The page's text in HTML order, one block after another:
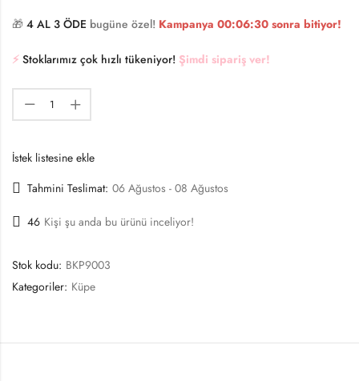
🎁 4 AL 3 ÖDE bugüne özel! Kampanya 00:06:30 sonra bitiyor!
⚡️ Stoklarımız çok hızlı tükeniyor! Şimdi sipariş ver!
İstek listesine ekle
Tahmini Teslimat: 06 Ağustos - 08 Ağustos
46 Kişi şu anda bu ürünü inceliyor!
Stok kodu: BKP9003
Kategoriler: Küpe